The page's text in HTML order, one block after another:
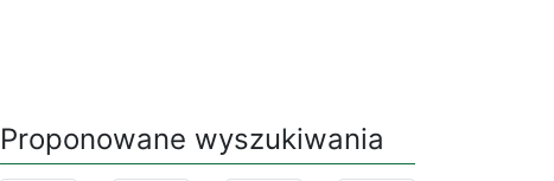
Proponowane wyszukiwania